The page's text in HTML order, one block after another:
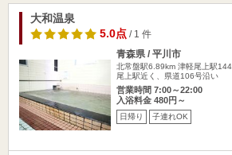
大和温泉
5.0点/ 1 件
青森県 / 平川市
北常盤駅6.89km 津軽尾上駅
尾上駅近く、県道106号沿い
営業時間 7:00～22:00
入浴料金 480円～
日帰り 子連れOK